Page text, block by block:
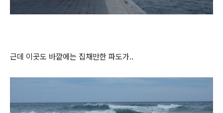
근데 이곳도 바깥에는 집채만한 파도가..